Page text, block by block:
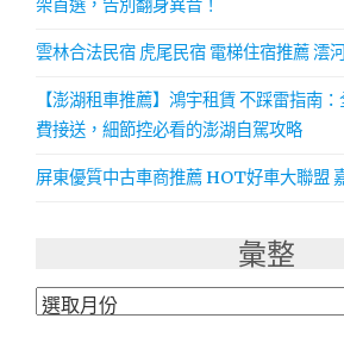
架首選，告別翻身異音！
雲林合法民宿 虎尾民宿 電梯住宿推薦 澐
【澎湖租車推薦】鴻宇租賃 不踩雷指南
費接送，細節控必看的澎湖自駕攻略
屏東優質中古車商推薦 HOT好車大聯盟
彙整
彙